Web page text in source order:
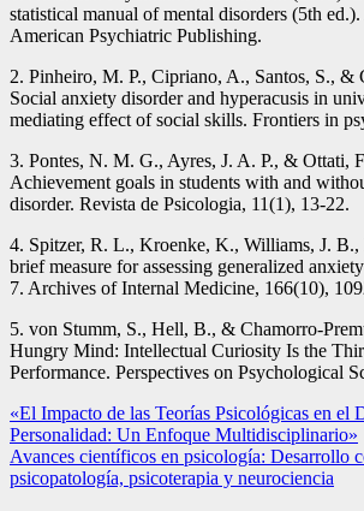
statistical manual of mental disorders (5th
American Psychiatric Publishing.
2. Pinheiro, M. P., Cipriano, A., Santos, S.,
Social anxiety disorder and hyperacusis in
mediating effect of social skills. Frontiers in
3. Pontes, N. M. G., Ayres, J. A. P., & Ottati,
Achievement goals in students with and
disorder. Revista de Psicologia, 11(1), 13-22.
4. Spitzer, R. L., Kroenke, K., Williams, J.
brief measure for assessing generalized
7. Archives of Internal Medicine, 166(10),
5. von Stumm, S., Hell, B., & Chamorro-
Hungry Mind: Intellectual Curiosity Is the
Performance. Perspectives on Psychological
Navegación
de
entradas
«El Impacto de las Teorías Psicológicas en el
Personalidad: Un Enfoque Multidisciplinario»
Avances científicos en psicología: Desarrollo
psicopatología, psicoterapia y neurociencia